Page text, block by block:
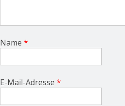
Name *
E-Mail-Adresse *